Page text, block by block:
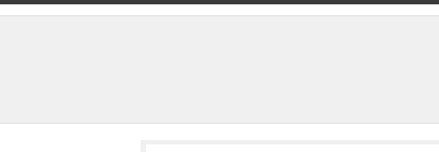
السابع فى حفل تقديمه باستاد طرابزون.. فيديو
على مواقع التواصل